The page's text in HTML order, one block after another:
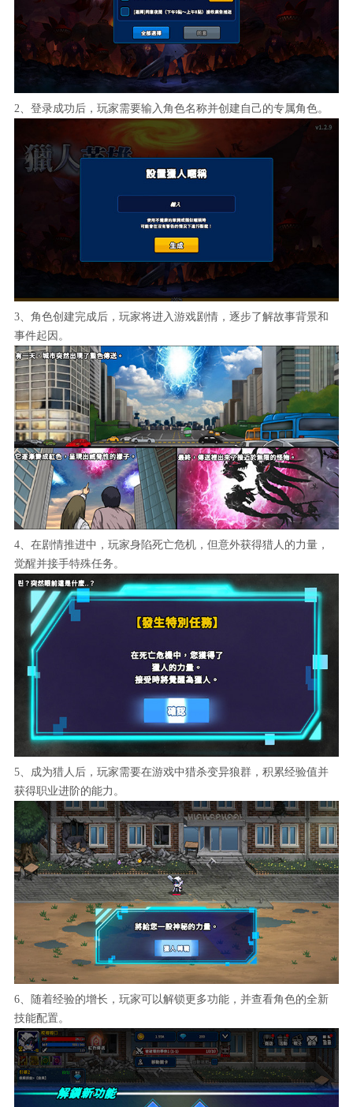
2、登录成功后，玩家需要输入角色名称并创建自己的专属角色。
3、角色创建完成后，玩家将进入游戏剧情，逐步了解故事背景和
事件起因。
4、在剧情推进中，玩家身陷死亡危机，但意外获得猎人的力量，
觉醒并接手特殊任务。
5、成为猎人后，玩家需要在游戏中猎杀变异狼群，积累经验值并
获得职业进阶的能力。
6、随着经验的增长，玩家可以解锁更多功能，并查看角色的全新
技能配置。